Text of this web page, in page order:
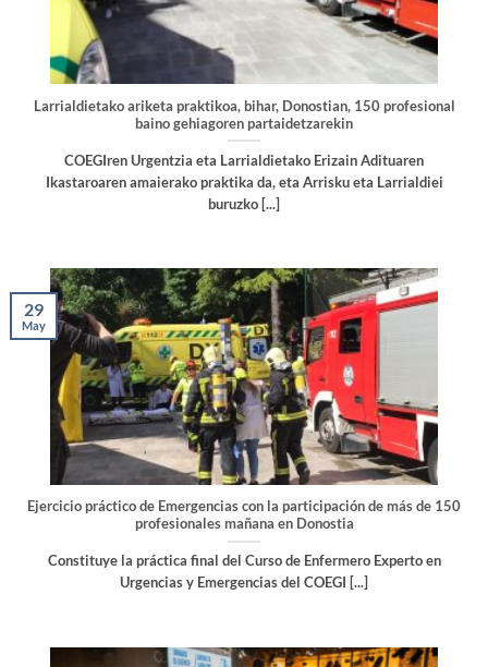
Larrialdietako ariketa praktikoa, bihar, Donostian, 150 profesional
baino gehiagoren partaidetzarekin
COEGIren Urgentzia eta Larrialdietako Erizain Adituaren
Ikastaroaren amaierako praktika da, eta Arrisku eta Larrialdiei
buruzko [...]
Ejercicio práctico de Emergencias con la participación de más de 150
profesionales mañana en Donostia
Constituye la práctica final del Curso de Enfermero Experto en
Urgencias y Emergencias del COEGI [...]
29
May